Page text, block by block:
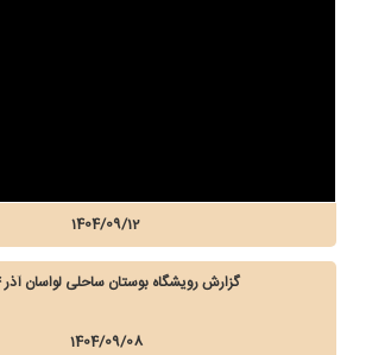
1404/09/12
گزارش رویشگاه بوستان ساحلی لواسان آذر 1404
1404/09/08